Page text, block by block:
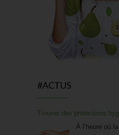
#ACTUS
Trouver des protections
À l’heure où